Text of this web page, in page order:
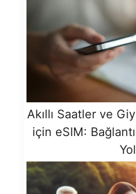
Akıllı Saatler ve
için eSIM: